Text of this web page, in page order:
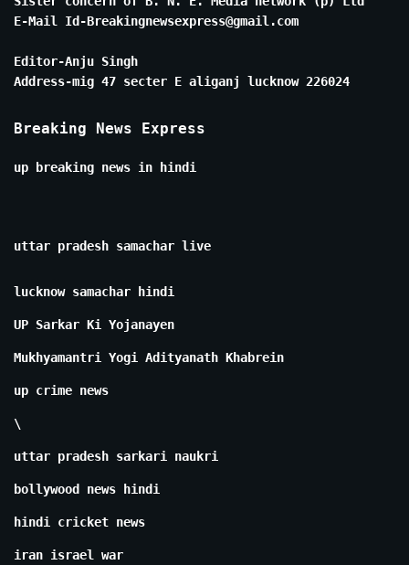
E-Mail Id-Breakingnewsexpress@gmail.com
Editor-Anju Singh
Address-mig 47 secter E aliganj lucknow 226024
Breaking News Express
up breaking news in hindi
uttar pradesh samachar live
lucknow samachar hindi
UP Sarkar Ki Yojanayen
Mukhyamantri Yogi Adityanath Khabrein
up crime news
\
uttar pradesh sarkari naukri
bollywood news hindi
hindi cricket news
iran israel war